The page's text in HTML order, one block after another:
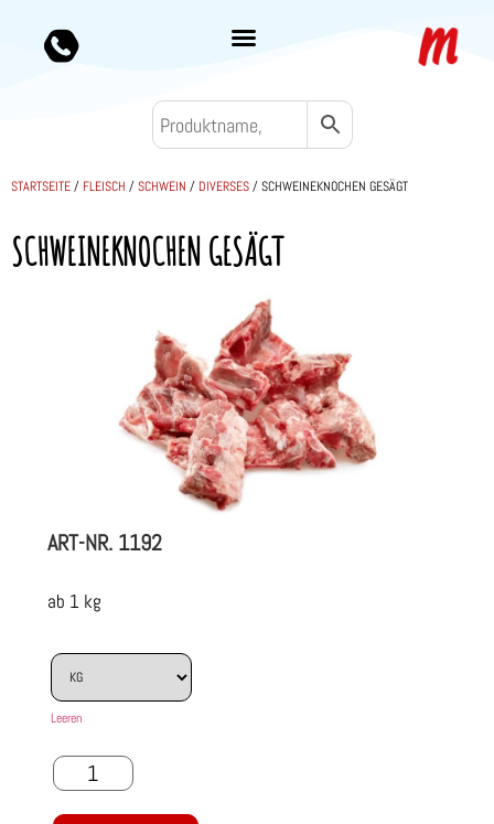
STARTSEITE/ FLEISCH /SCHWEIN / DIVERSES/ SCHWEINEKNOCHEN GESÄGT
SCHWEINEKNOCHEN GESÄGT
ART-NR. 1192
ab 1 kg
Leeren